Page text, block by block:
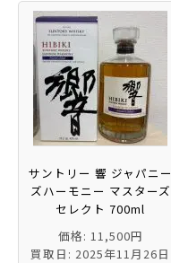
サントリー 響 ジャパニー
ズハーモニー マスターズ
セレクト 700ml
価格: 11,500円
買取日: 2025年11月26日